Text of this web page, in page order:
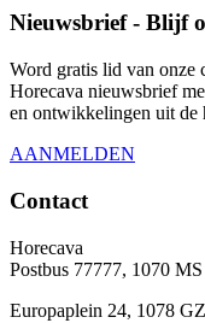
Nieuwsbrief - Blijf
Word gratis lid van onze
Horecava nieuwsbrief
en ontwikkelingen uit de
AANMELDEN
Contact
Horecava
Postbus 77777, 1070
Europaplein 24, 1078